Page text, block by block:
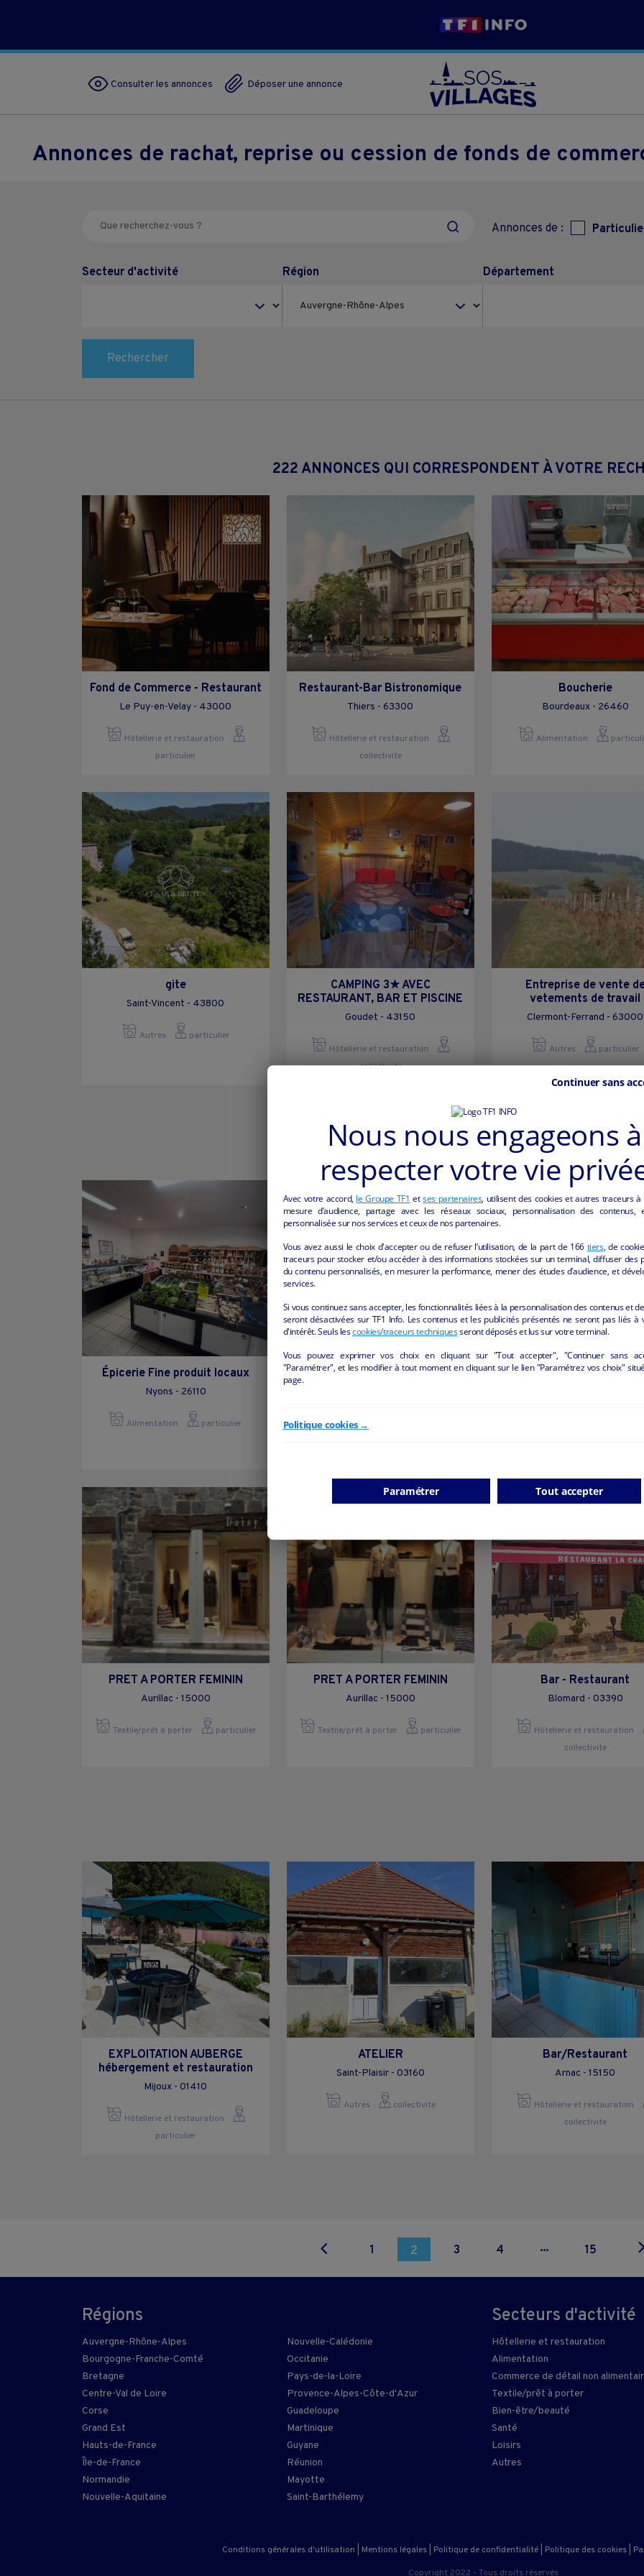
Consulter les annonces Déposer une annonce
Annonces de rachat, reprise ou cession de fonds de
Annonces de :
Secteur d'activité Région Département
Rechercher
222 ANNONCES QUI CORRESPONDENT À VOTRE
Fond de Commerce - Restaurant
Le Puy-en-Velay - 43000
Hôtellerie et restauration
particulier
Restaurant-Bar Bistronomique
Thiers - 63300
Hôtellerie et restauration
collectivite
Boucherie
Bourdeaux - 26460
Alimentation
gite
Saint-Vincent - 43800
Autres particulier
CAMPING 3★ AVEC
RESTAURANT, BAR ET PISCINE
Goudet - 43150
Hôtellerie et restauration
collectivite
Entreprise de vente
vetements de travail
Clermont-Ferrand - 63000
Autres particulier
Épicerie Fine produit locaux
Nyons - 26110
Alimentation particulier
[CARREFOUR PROXIMITE]
Reprise d'un Carrefour City dans
Saint-Étienne - 42000
boucherie charcuterie
PRET A PORTER FEMININ
Aurillac - 15000
Textile/prêt à porter particulier
PRET A PORTER FEMININ
Aurillac - 15000
Textile/prêt à porter particulier
Bar - Restaurant
Blomard - 03390
Hôtellerie et restauration
collectivite
EXPLOITATION AUBERGE
hébergement et restauration
Mijoux - 01410
Hôtellerie et restauration
particulier
ATELIER
Saint-Plaisir - 03160
Autres collectivite
Bar/Restaurant
Arnac - 15150
Hôtellerie et restauration
collectivite
1 2 3 4 ... 15
Régions
Auvergne-Rhône-Alpes
Bourgogne-Franche-Comté
Bretagne
Centre-Val de Loire
Corse
Grand Est
Hauts-de-France
Île-de-France
Normandie
Nouvelle-Aquitaine
Nouvelle-Calédonie
Occitanie
Pays-de-la-Loire
Provence-Alpes-Côte-d'Azur
Guadeloupe
Martinique
Guyane
Réunion
Mayotte
Saint-Barthélemy
Secteurs d'activité
Hôtellerie et restauration
Alimentation
Commerce de détail non
Textile/prêt à porter
Bien-être/beauté
Santé
Loisirs
Autres
Conditions générales d'utilisation Mentions légales Politique de confidentialité Politique des cookies
Copyright 2022 - Tous droits réservés
Nous nous engageons à
respecter votre vie
Avec votre accord, le Groupe TF1 etses partenaires, utilisent des cookies et autres traceurs à
mesure d’audience, partage avec les réseaux sociaux, personnalisation des contenus,
personnalisée sur nos services et ceux de nos partenaires.
Vous avez aussi le choix d'accepter ou de refuser l’utilisation, de la part de 166 tiers, de
traceurs pour stocker et/ou accéder à des informations stockées sur un terminal, diffuser des
du contenu personnalisés, en mesurer la performance, mener des études d’audience, et
services.
Si vous continuez sans accepter, les fonctionnalités liées à la personnalisation des contenus et
seront désactivées sur TF1 Info. Les contenus et les publicités présentés ne seront pas liés à
d'intérêt. Seuls lescookies/traceurs techniquesseront déposés et lus sur votre terminal.
Vous pouvez exprimer vos choix en cliquant sur "Tout accepter", "Continuer sans
"Paramétrer", et les modifier à tout moment en cliquant sur le lien "Paramétrez vos choix"
page.
Politique cookies →
Paramétrer
Continuer sans
Tout accepter